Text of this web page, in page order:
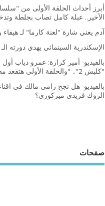
أبرز أحداث الحلقة الأولى من
الأخير.. عبلة كامل تصاب بجلطة
آدم يغني شارة "لعنة كارما" لـ هيفاء
الإسكندرية السينمائي يهدي دورته الـ 34 لنادية
بالفيديو- أمير كرارة: عمرو دياب
"كلبش 2".. "والحلقة الأولى هتقعد مصر في البيت"
بالفيديو- هل نجح رامي مالك في
الروك فريدي ميركوري؟
صفحات